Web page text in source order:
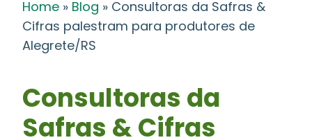
Home » Blog » Consultoras da Safras &
Cifras palestram para produtores de
Alegrete/RS
Consultoras da
Safras & Cifras